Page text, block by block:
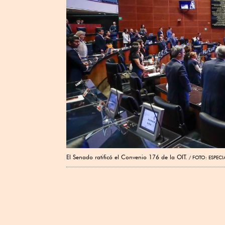
El Senado ratificó el Convenio 176 de la OIT. FOTO: